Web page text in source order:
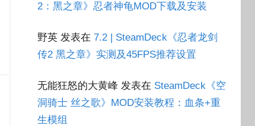
2：黑之章》忍者神龟MOD下载及安装
野英 发表在7.2 | SteamDeck《忍者龙剑
传2 黑之章》实测及45FPS推荐设置
无能狂怒的大黄峰 发表在 SteamDeck《空
洞骑士 丝之歌》MOD安装教程：血条+重
生模组